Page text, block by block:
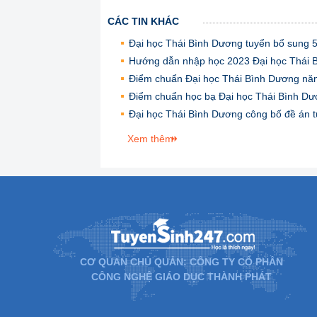
CÁC TIN KHÁC
Đại học Thái Bình Dương tuyển bổ sung
Hướng dẫn nhập học 2023 Đại học Thái
Điểm chuẩn Đại học Thái Bình Dương
Điểm chuẩn học bạ Đại học Thái Bình
Đại học Thái Bình Dương công bố đề án
Xem thêm
CƠ QUAN CHỦ QUẢN: CÔNG TY CỔ PHẦN
CÔNG NGHỆ GIÁO DỤC THÀNH PHÁT